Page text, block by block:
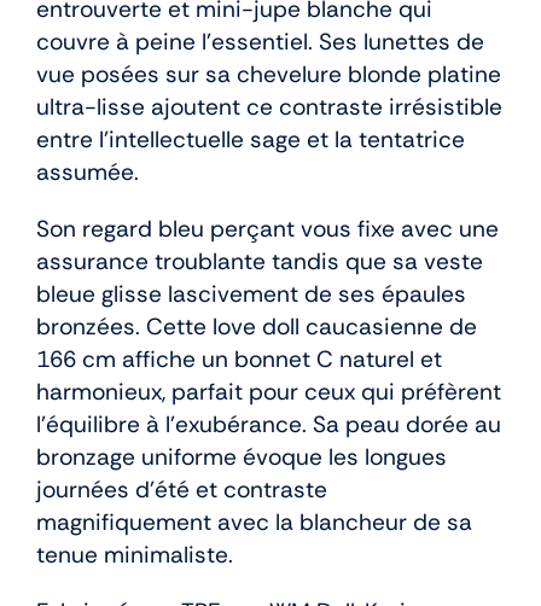
entrouverte et mini-jupe blanche qui
couvre à peine l’essentiel. Ses lunettes de
vue posées sur sa chevelure blonde platine
ultra-lisse ajoutent ce contraste irrésistible
entre l’intellectuelle sage et la tentatrice
assumée.
Son regard bleu perçant vous fixe avec une
assurance troublante tandis que sa veste
bleue glisse lascivement de ses épaules
bronzées. Cette love doll caucasienne de
166 cm affiche un bonnet C naturel et
harmonieux, parfait pour ceux qui préfèrent
l’équilibre à l’exubérance. Sa peau dorée au
bronzage uniforme évoque les longues
journées d’été et contraste
magnifiquement avec la blancheur de sa
tenue minimaliste.